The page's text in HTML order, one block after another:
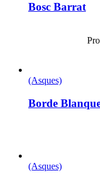
Bosc Barrat
(Asques)
Borde
(Asques)